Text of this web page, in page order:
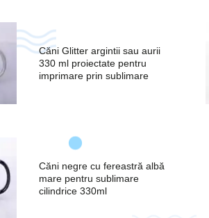
Căni Glitter argintii sau aurii
330 ml proiectate pentru
imprimare prin sublimare
Căni negre cu fereastră albă
mare pentru sublimare
cilindrice 330ml